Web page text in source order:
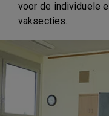
voor de individuele
vaksecties.